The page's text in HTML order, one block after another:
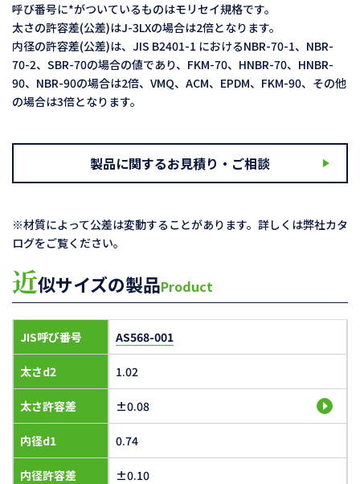
呼び番号に*がついているものはモリセイ規格です。
太さの許容差(公差)はJ-3LXの場合は2倍となります。
内径の許容差(公差)は、JIS B2401-1 におけるNBR-70-1、NBR-
70-2、SBR-70の場合の値であり、FKM-70、HNBR-70、HNBR-
90、NBR-90の場合は2倍、VMQ、ACM、EPDM、FKM-90、その他
の場合は3倍となります。
製品に関するお見積り・ご相談
※材質によって公差は変動することがあります。詳しくは弊社カタ
ログをご覧ください。
近似サイズの製品Product
JIS呼び番号
太さd2
太さ許容差
内径d1
内径許容差
AS568-001
1.02
±0.08
0.74
±0.10